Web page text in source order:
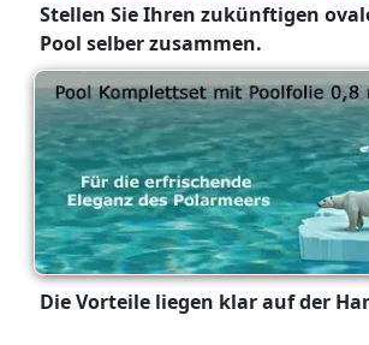
Stellen Sie Ihren zukünftigen
Pool selber zusammen.
Die Vorteile liegen klar auf der